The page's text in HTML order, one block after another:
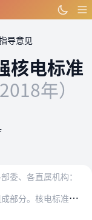
导意见
核电标准
2018年）
委、各直属机构：
安
全高效发展核电是我国能源战略的重要组成部分。核电标准化是支撑我国核电安全和可持续发展的重要保障，是促进核电“走出去”的重要抓手，对推动我国由核电大国向核电强国…